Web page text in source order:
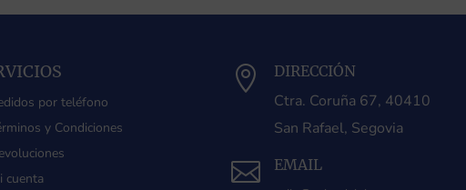
por teléfono
y Condiciones
cuenta
 DIRECCIÓN
Ctra. Coruña 67, 40410
San Rafael, Segovia
 EMAIL